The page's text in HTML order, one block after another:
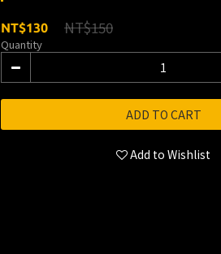
NT$130 NT$150
Quantity
ADD TO CART
Add to Wishlist